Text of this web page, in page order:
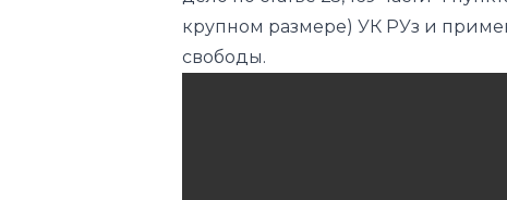
крупном размере) УК РУз и
свободы.